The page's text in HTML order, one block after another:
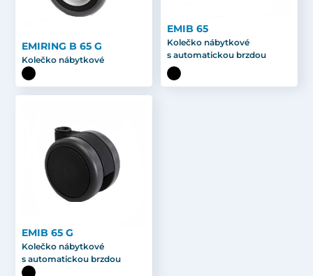
EMIRING B 65 G
Kolečko nábytkové
EMIB 65
Kolečko nábytkové
s automatickou brzdou
EMIB 65 G
Kolečko nábytkové
s automatickou brzdou